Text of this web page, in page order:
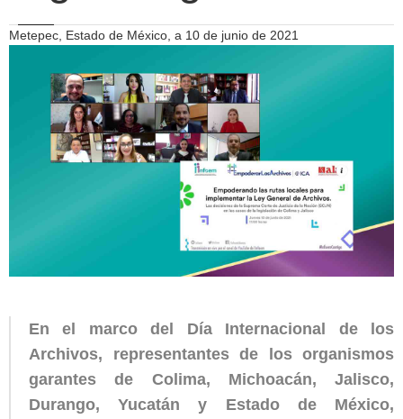
Metepec, Estado de México, a 10 de junio de 2021
En el marco del Día Internacional de los
Archivos, representantes de los organismos
garantes de Colima, Michoacán, Jalisco,
Durango, Yucatán y Estado de México,